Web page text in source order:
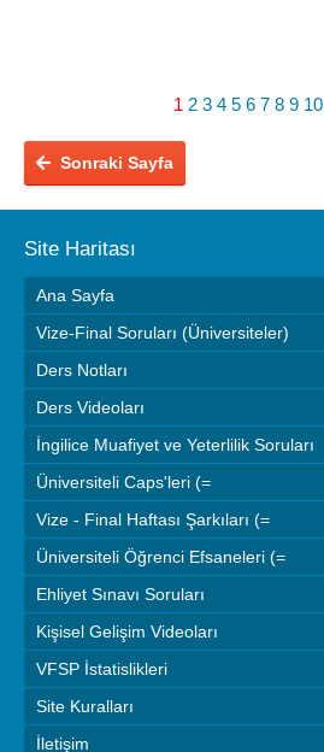
1 2 3 4 5 6 7 8 9 10
Sonraki Sayfa
Site Haritası
Ana Sayfa
Vize-Final Soruları (Üniversiteler)
Ders Notları
Ders Videoları
İngilice Muafiyet ve Yeterlilik Soruları
Üniversiteli Caps'leri (=
Vize - Final Haftası Şarkıları (=
Üniversiteli Öğrenci Efsaneleri (=
Ehliyet Sınavı Soruları
Kişisel Gelişim Videoları
VFSP İstatislikleri
Site Kuralları
İletişim